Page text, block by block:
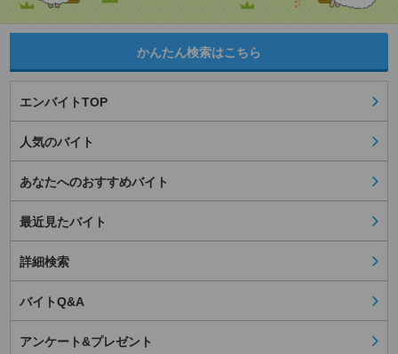
かんたん検索はこちら
エンバイトTOP
人気のバイト
あなたへのおすすめバイト
最近見たバイト
詳細検索
バイトQ&A
アンケート&プレゼント